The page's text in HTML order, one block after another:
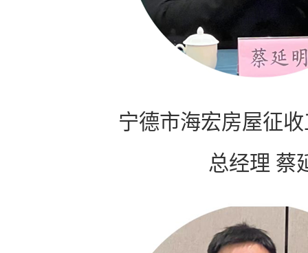
宁德市海宏房屋征
总经理 蔡